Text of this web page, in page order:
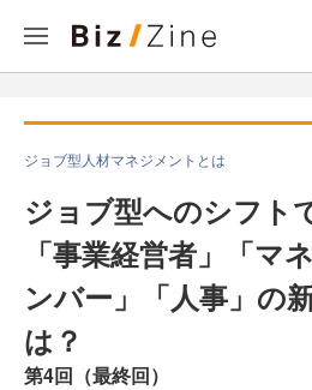
ジョブ型人材マネジメントとは
ジョブ型へのシフト
「事業経営者」「マ
ンバー」「人事」の
は？
第4回（最終回）